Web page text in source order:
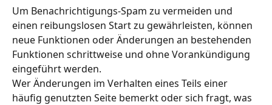
Um Benachrichtigungs-Spam zu vermeiden und
einen reibungslosen Start zu gewährleisten, können
neue Funktionen oder Änderungen an bestehenden
Funktionen schrittweise und ohne Vorankündigung
eingeführt werden.
Wer Änderungen im Verhalten eines Teils einer
häufig genutzten Seite bemerkt oder sich fragt, was